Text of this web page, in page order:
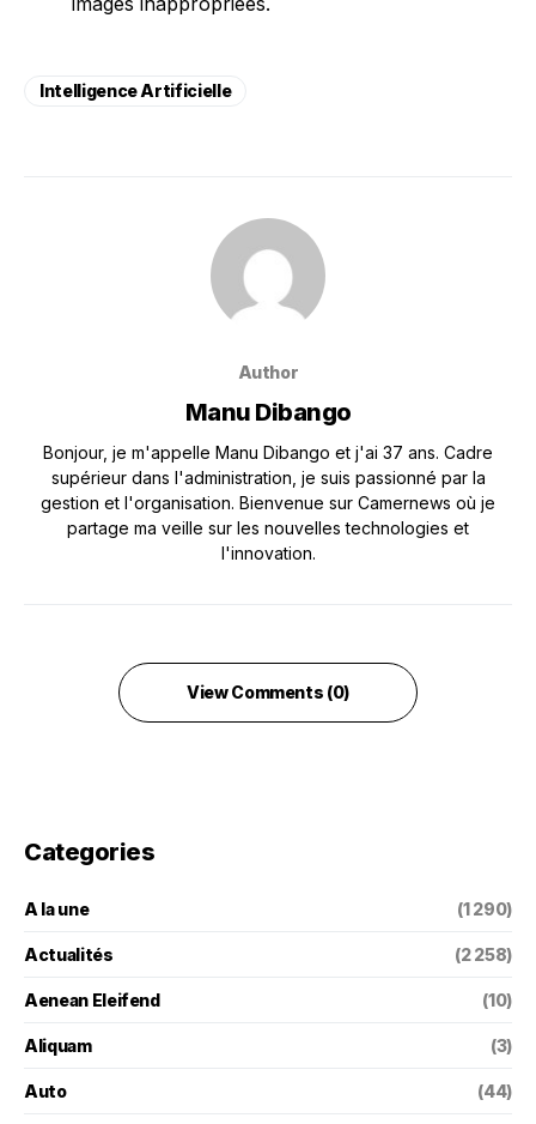
Intelligence Artificielle
Author
Manu Dibango
Bonjour, je m'appelle Manu Dibango et j'ai 37 ans. Cadre
supérieur dans l'administration, je suis passionné par la
gestion et l'organisation. Bienvenue sur Camernews où je
partage ma veille sur les nouvelles technologies et
l'innovation.
View Comments (0)
Categories
A la une (1 290)
Actualités (2 258)
Aenean Eleifend (10)
Aliquam (3)
Auto (44)